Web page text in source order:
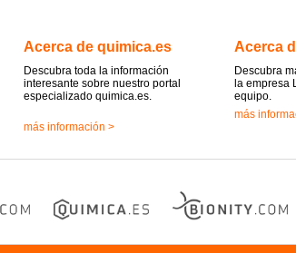
Acerca de quimica.es
Descubra toda la información
interesante sobre nuestro portal
especializado quimica.es.
más información >
Acerca
Descubra
la empresa
equipo.
más